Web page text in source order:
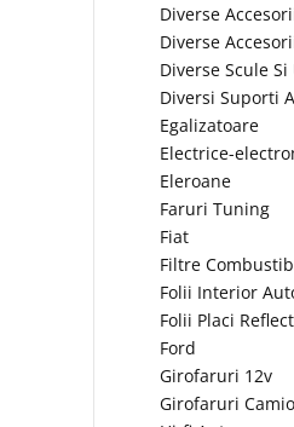
Diverse
Diverse
Diverse Scule
Diversi Suporti
Egalizatoare
Electrice-
Eleroane
Faruri Tuning
Fiat
Filtre
Folii Interior
Folii Placi
Ford
Girofaruri 12v
Girofaruri